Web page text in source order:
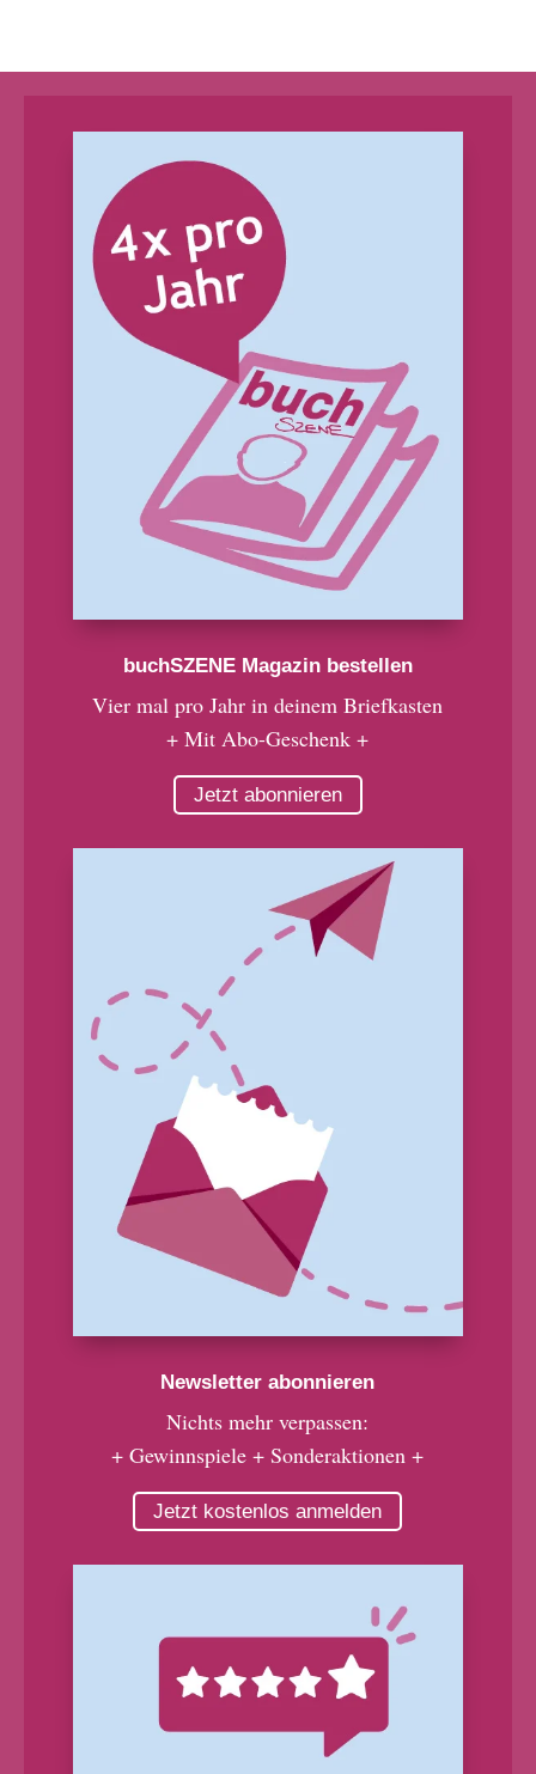
buchSZENE Magazin bestellen
Vier mal pro Jahr in deinem Briefkasten
+ Mit Abo-Geschenk +
Jetzt abonnieren
Newsletter abonnieren
Nichts mehr verpassen:
+ Gewinnspiele + Sonderaktionen +
Jetzt kostenlos anmelden